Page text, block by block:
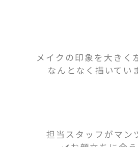
メイクの印象を大きく
なんとなく描いてい
担当スタッフがマン